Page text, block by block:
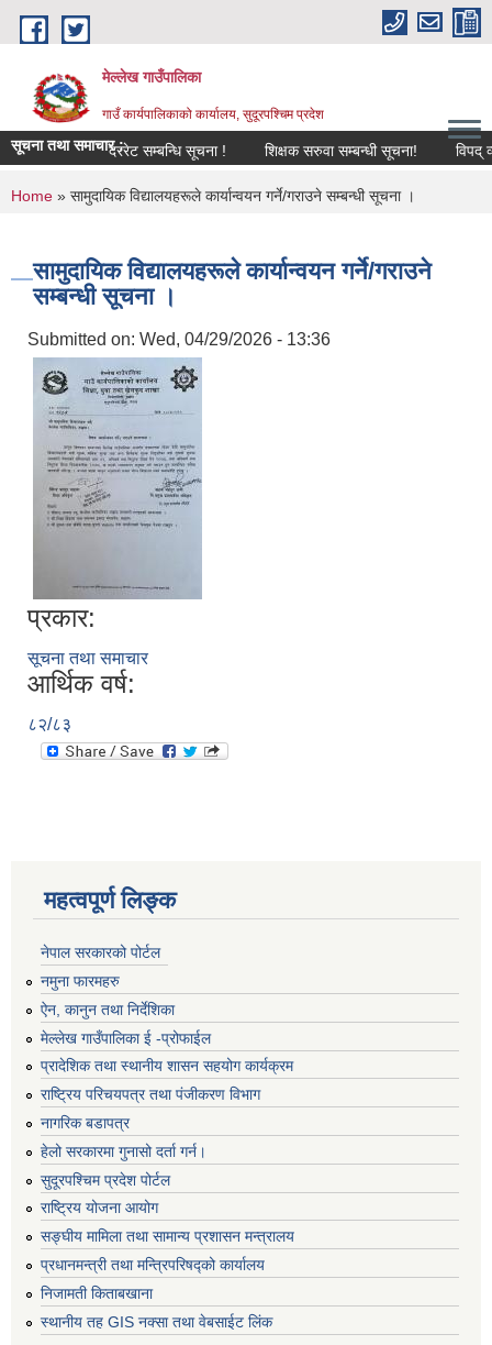
Skip to main content
मेल्लेख गाउँपालिका
गाउँ कार्यपालिकाको कार्यालय, सुदूरपश्चिम प्रदेश
सूचना तथा समाचार :दररेट सम्बन्धि सूचना ! शिक्षक सरुवा सम्बन्धी सूचना! विपद्
You are here
Home » सामुदायिक विद्यालयहरूले कार्यान्वयन गर्ने/गराउने सम्बन्धी सूचना ।
सामुदायिक विद्यालयहरूले कार्यान्वयन गर्ने/गराउने
सम्बन्धी सूचना ।
Submitted on: Wed, 04/29/2026 - 13:36
प्रकार:
सूचना तथा समाचार
आर्थिक वर्ष:
८२/८३
महत्वपूर्ण लिङ्क
नेपाल सरकारको पोर्टल
नमुना फारमहरु
ऐन, कानुन तथा निर्देशिका
मेल्लेख गाउँपालिका ई -प्रोफाईल
प्रादेशिक तथा स्थानीय शासन सहयोग कार्यक्रम
राष्ट्रिय परिचयपत्र तथा पंजीकरण विभाग
नागरिक बडापत्र
हेलो सरकारमा गुनासो दर्ता गर्न।
सुदूरपश्चिम प्रदेश पोर्टल
राष्ट्रिय योजना आयोग
सङ्‍घीय मामिला तथा सामान्य प्रशासन मन्त्रालय
प्रधानमन्त्री तथा मन्त्रिपरिषद्को कार्यालय
निजामती किताबखाना
स्थानीय तह GIS नक्सा तथा वेबसाईट लिंक